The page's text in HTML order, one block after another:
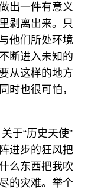
出一件有意义
剥离出来。只
他们所处环境
断进入未知的
从这样的地方
时也很可怕，
于“历史天使”
进步的狂风把
么东西把我吹
的灾难。举个